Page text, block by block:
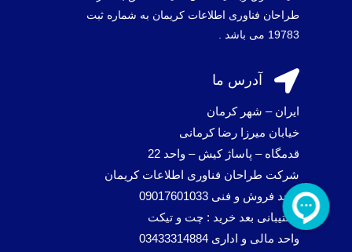
طراحان فناوری اطلاعات کریمان به شماره ثبت
19783 می باشد .
 آدرس ما
ایران – شهر کرمان
خیابان میرزا رضا کرمانی
قدمگاه – پاساژ کیش – واحد 22
شرکت طراحان فناوری اطلاعات کریمان
واحد فروش و فنی 09017601033
پشتیبانی بعد خرید : چت و تیکت
واحد مالی و اداری 03433314884